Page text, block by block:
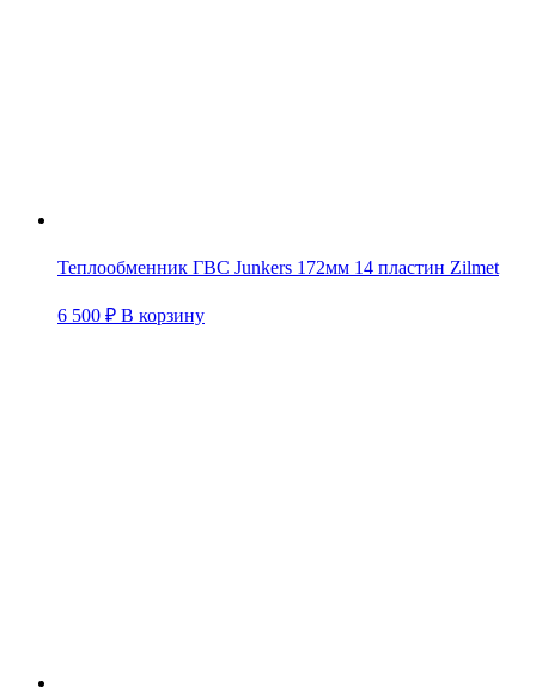
Теплообменник ГВС Junkers 172мм 14 пластин Zilmet
6 500 ₽ В корзину